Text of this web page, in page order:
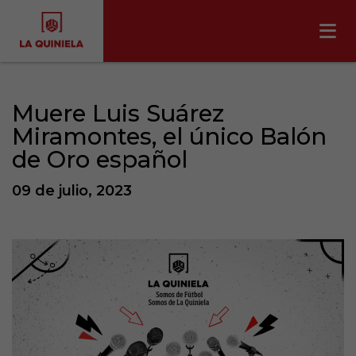
Muere Luis Suárez
Miramontes, el único Balón
de Oro español
09 de julio, 2023